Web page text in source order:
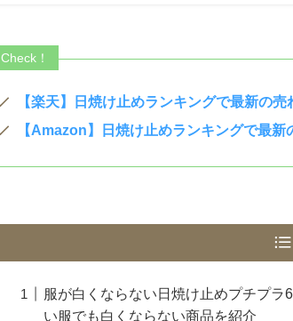
Check！
【楽天】日焼け止めランキングで最新の売
【Amazon】日焼け止めランキングで最新
服が白くならない日焼け止めプチプ
い服でも白くならない商品を紹介